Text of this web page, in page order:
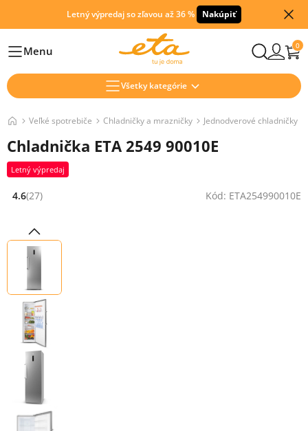
Letný výpredaj so zľavou až 36 % Nakúpiť
HlavníMenu 0
Všetky kategórie
Veľké spotrebiče Chladničky a mrazničky Jednodverové chladničky
Chladnička ETA 2549 90010E
Letný výpredaj
Hodnocení: 4.6 z 5 (27 recenzí)
4.6(27) Kód: ETA254990010E